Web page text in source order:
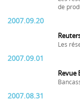
de
2007.09.20
Les
2007.09.01
Revue
2007.08.31